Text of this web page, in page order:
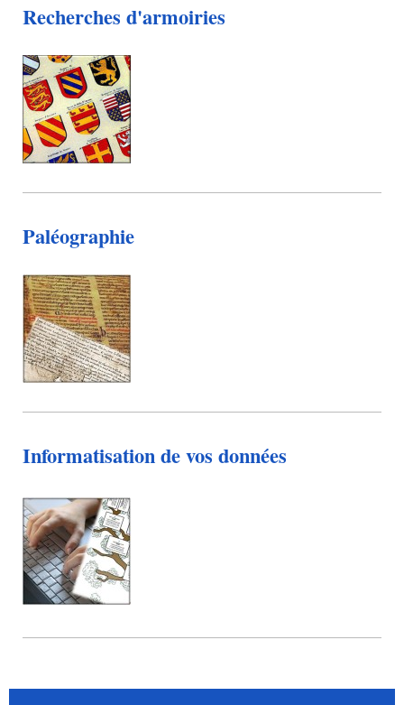
Recherches d'armoiries
Paléographie
Informatisation de vos données